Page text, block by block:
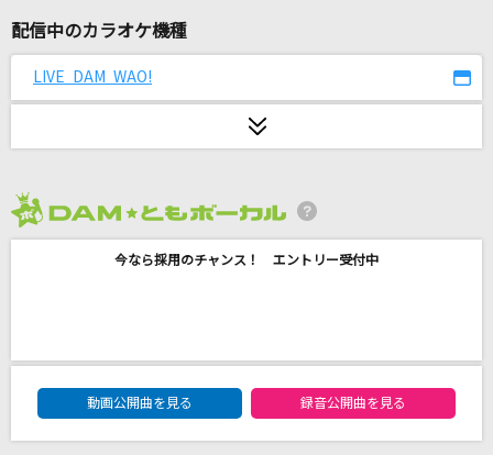
[生音]楓
初音ミクの消失
桜高軽音部[平沢唯・秋山澪・田井中律・琴吹紬(CV:豊崎愛生、日笠陽
ヨルシカ
ハレンチ
ちゃんみな
配信中のカラオケ機種
LIVE DAM WAO!
今なら採用のチャンス！ エントリー受付中
DAM★ともボーカルエントリーランキング
動画公開曲を見る
録音公開曲を見る